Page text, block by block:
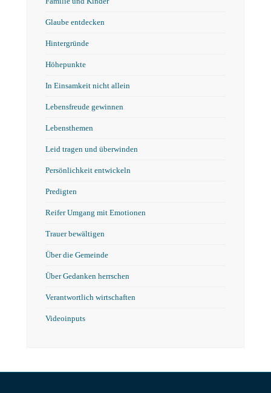
Glaube entdecken
Hintergründe
Höhepunkte
In Einsamkeit nicht allein
Lebensfreude gewinnen
Lebensthemen
Leid tragen und überwinden
Persönlichkeit entwickeln
Predigten
Reifer Umgang mit Emotionen
Trauer bewältigen
Über die Gemeinde
Über Gedanken herrschen
Verantwortlich wirtschaften
Videoinputs